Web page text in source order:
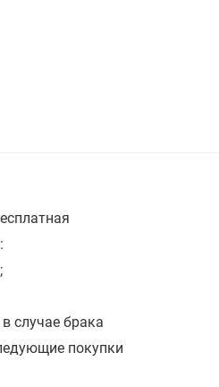
:
случае брака
покупки